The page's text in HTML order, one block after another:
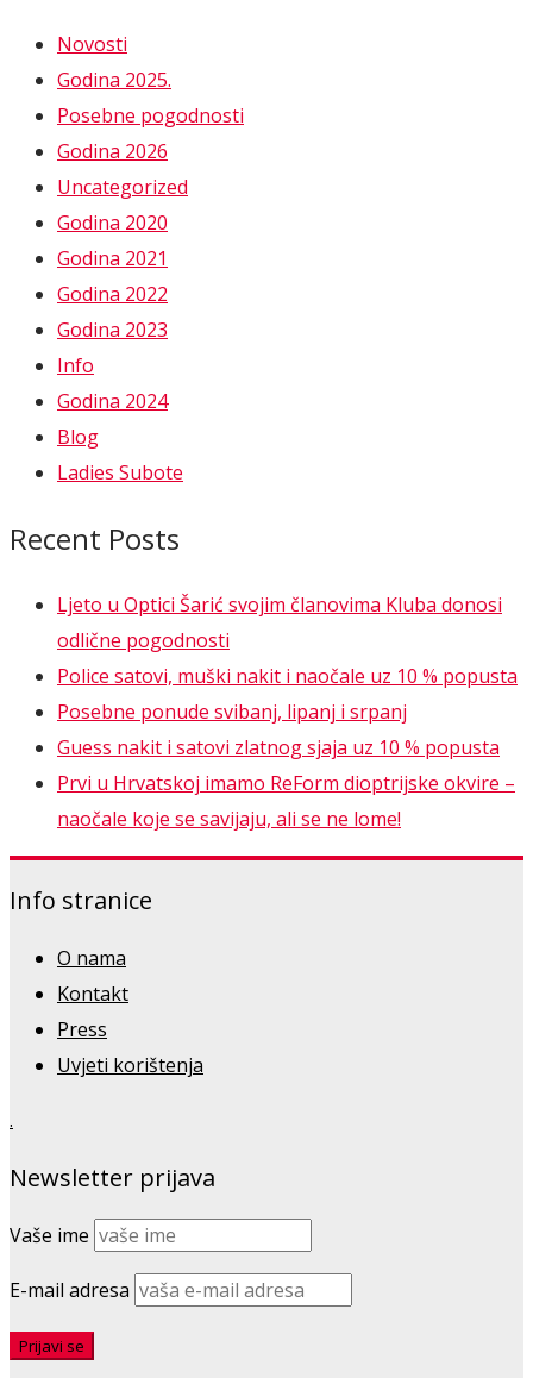
Novosti
Godina 2025.
Posebne pogodnosti
Godina 2026
Uncategorized
Godina 2020
Godina 2021
Godina 2022
Godina 2023
Info
Godina 2024
Blog
Ladies Subote
Recent Posts
Ljeto u Optici Šarić svojim članovima Kluba donosi
odlične pogodnosti
Police satovi, muški nakit i naočale uz 10 % popusta
Posebne ponude svibanj, lipanj i srpanj
Guess nakit i satovi zlatnog sjaja uz 10 % popusta
Prvi u Hrvatskoj imamo ReForm dioptrijske okvire –
naočale koje se savijaju, ali se ne lome!
Info stranice
O nama
Kontakt
Press
Uvjeti korištenja
.
Newsletter prijava
Vaše ime
E-mail adresa